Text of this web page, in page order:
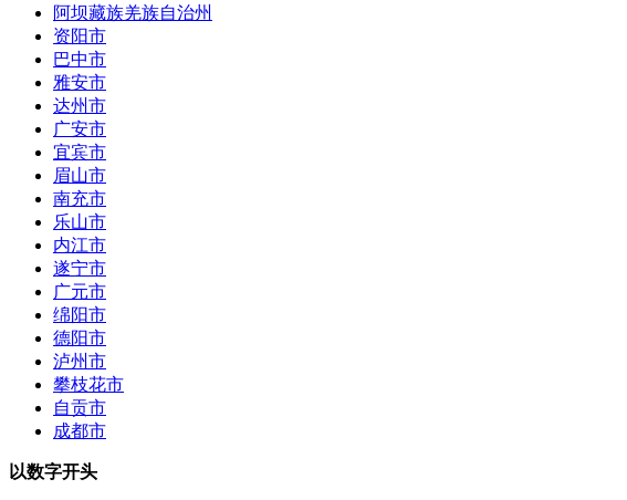
阿坝藏族羌族自治州
资阳市
巴中市
雅安市
达州市
广安市
宜宾市
眉山市
南充市
乐山市
内江市
遂宁市
广元市
绵阳市
德阳市
泸州市
攀枝花市
自贡市
成都市
以数字开头